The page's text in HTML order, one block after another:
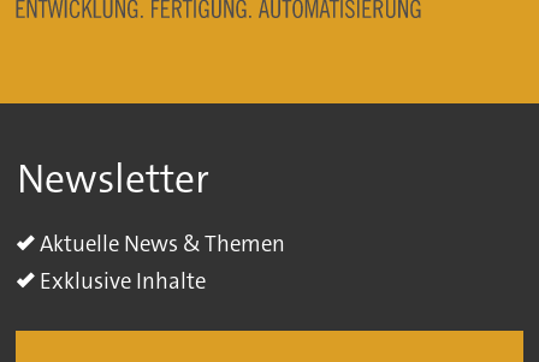
Newsletter
Aktuelle News & Themen
Exklusive Inhalte